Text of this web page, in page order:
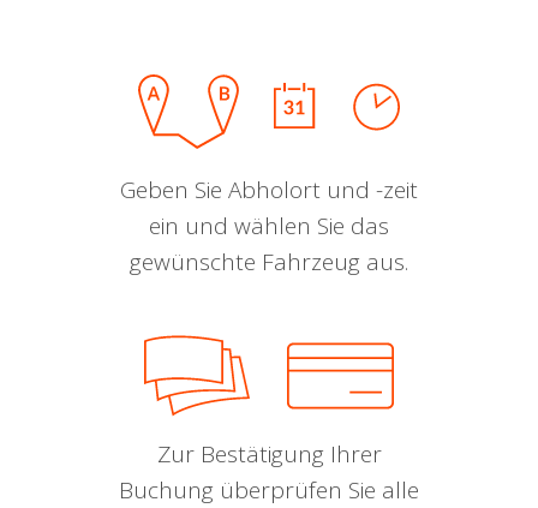
Geben Sie Abholort und -zeit
ein und wählen Sie das
gewünschte Fahrzeug aus.
Zur Bestätigung Ihrer
Buchung überprüfen Sie alle